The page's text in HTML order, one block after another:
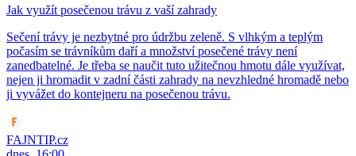
Jak využít posečenou trávu z vaší zahrady
Sečení trávy je nezbytné pro údržbu zeleně. S vlhkým a teplým
počasím se trávníkům daří a množství posečené trávy není
zanedbatelné. Je třeba se naučit tuto užitečnou hmotu dále využívat,
nejen ji hromadit v zadní části zahrady na nevzhledné hromadě nebo
ji vyvážet do kontejneru na posečenou trávu.
FAJNTIP.cz